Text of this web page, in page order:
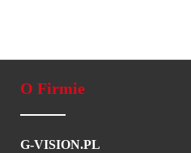
O Firmie
G-VISION.PL